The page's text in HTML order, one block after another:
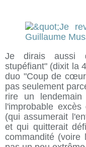
Je dirais aussi
stupéfiant" (dixit la
duo "Coup de
pas seulement
rire un
l'improbable
(qui assumerait
et qui quitterait
commandité (voire